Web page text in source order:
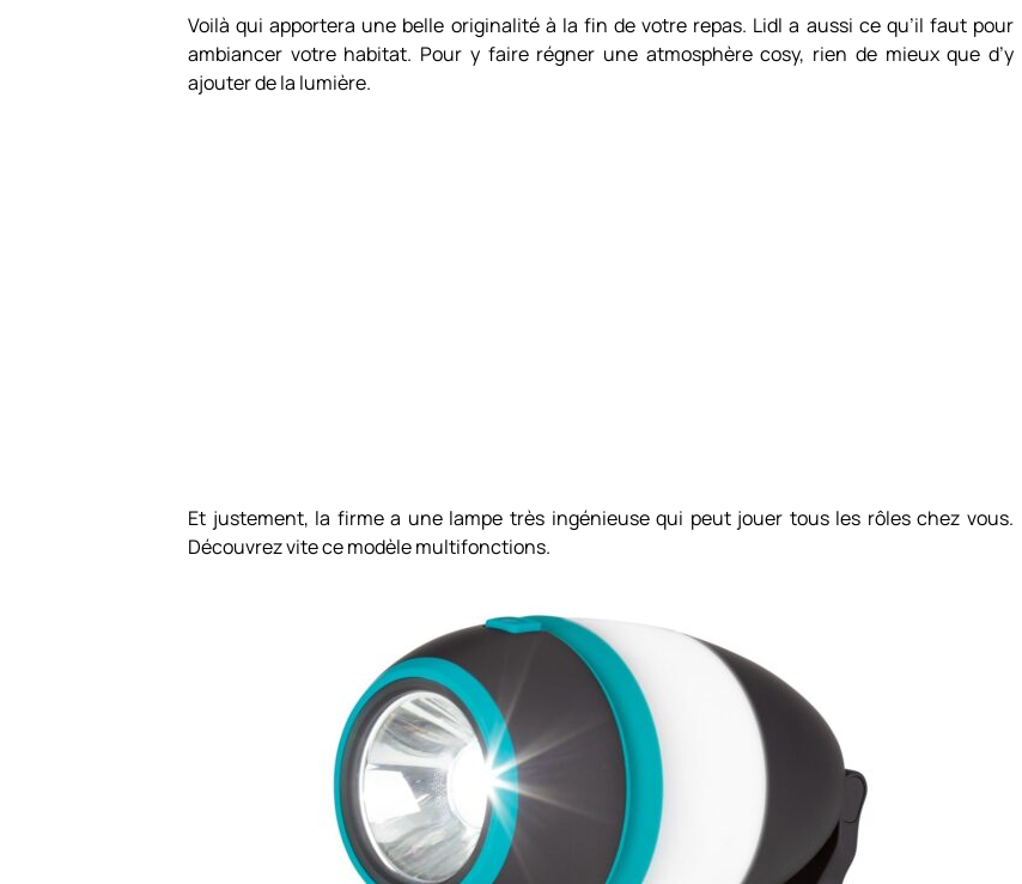
Voilà qui apportera une belle originalité à la fin de votre repas. Lidl a aussi ce qu’il faut pour
ambiancer votre habitat. Pour y faire régner une atmosphère cosy, rien de mieux que d’y
ajouter de la lumière.
Et justement, la firme a une lampe très ingénieuse qui peut jouer tous les rôles chez vous.
Découvrez vite ce modèle multifonctions.